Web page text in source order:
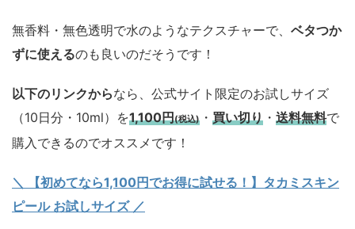
無香料・無色透明で水のようなテクスチャーで、 ベタつか
ずに使えるのも良いのだそうです！
以下のリンクからなら、公式サイト限定のお試しサイズ
（10日分・10ml）を1,100円(税込) ・ 買い切り ・ 送料無料で
購入できるのでオススメです！
＼ 【初めてなら1,100円でお得に試せる！】タカミスキン
ピール お試しサイズ／